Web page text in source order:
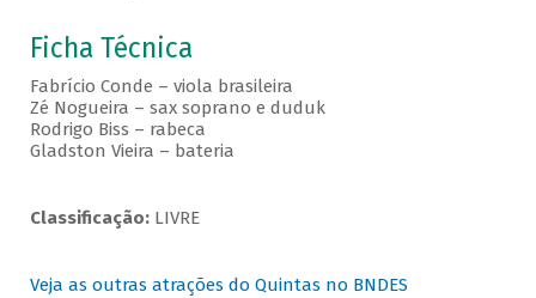
Ficha Técnica
Fabrício Conde – viola brasileira
Zé Nogueira – sax soprano e duduk
Rodrigo Biss – rabeca
Gladston Vieira – bateria
Classificação: LIVRE
Veja as outras atrações do Quintas no BNDES